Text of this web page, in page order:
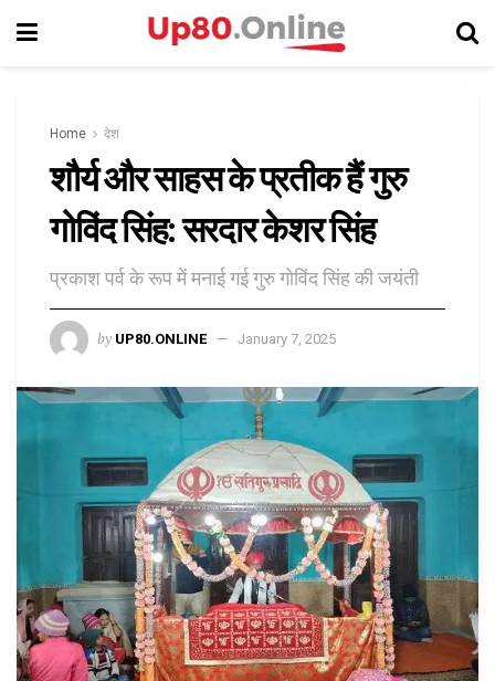
Home देश
शौर्य और साहस के प्रतीक हैं गुरु
गोविंद सिंह: सरदार केशर सिंह
प्रकाश पर्व के रूप में मनाई गई गुरु गोविंद सिंह की जयंती
by UP80.ONLINE January 7, 2025